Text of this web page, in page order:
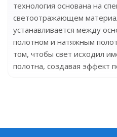
технология основана на
светоотражающем
устанавливается между
полотном и натяжным
том, чтобы свет исходил
полотна, создавая эффект